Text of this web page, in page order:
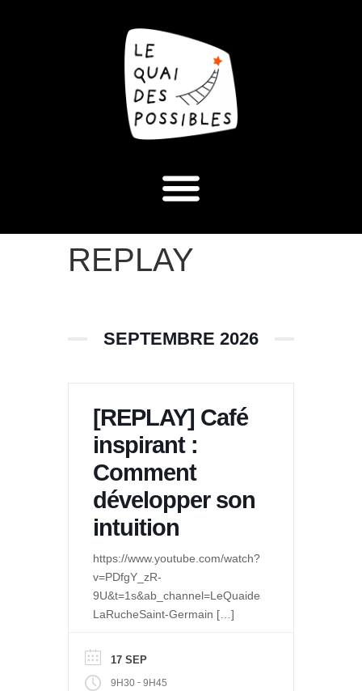
REPLAY
SEPTEMBRE 2026
[REPLAY] Café
inspirant :
Comment
développer son
intuition
https://www.youtube.com/watch?
v=PDfgY_zR-
9U&t=1s&ab_channel=LeQuaidesPossibles-
LaRucheSaint-Germain […]
17 SEP
9H30 - 9H45